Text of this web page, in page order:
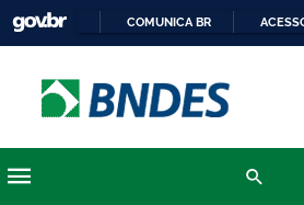
COMUNICA BR